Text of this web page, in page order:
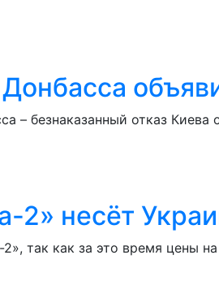
– безнаказанный отказ
2» несёт
так как за это время цены